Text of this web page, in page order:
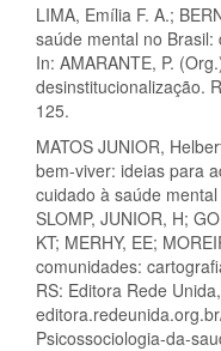
LIMA, Emília F. A.;
saúde mental no
In: AMARANTE, P.
desinstitucionalização.
125.
MATOS JUNIOR,
bem-viver: ideias para
cuidado à saúde
SLOMP, JUNIOR, H;
KT; MERHY, EE;
comunidades:
RS: Editora Rede
Psicossociologia-da-